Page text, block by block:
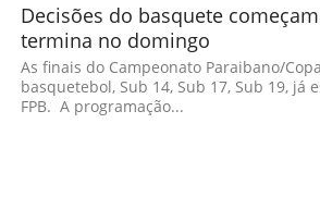
Decisões do basquete
termina no domingo
As finais do Campeonato Paraibano/
basquetebol, Sub 14, Sub 17, Sub 19, já
FPB. A programação...